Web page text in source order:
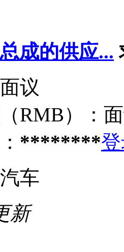
成的供应...
面议
RMB）：
********
车
新